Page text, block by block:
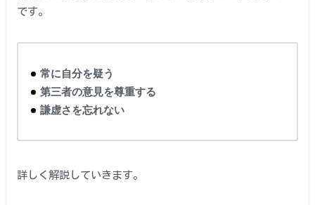
です。
常に自分を疑う
第三者の意見を尊重する
謙虚さを忘れない
詳しく解説していきます。